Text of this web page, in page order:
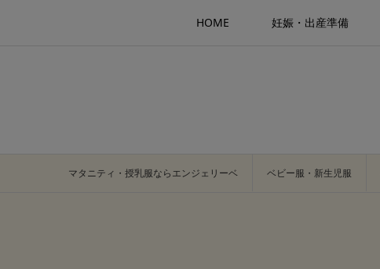
HOME 妊娠・出産準備
マタニティ・授乳服ならエンジェリーベ ベビー服・新生児服